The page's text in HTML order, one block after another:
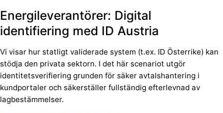
Energileverantörer: Digital
identifiering med ID Austria
Vi visar hur statligt validerade system (t.ex. ID Österrike) kan
stödja den privata sektorn. I det här scenariot utgör
identitetsverifiering grunden för säker avtalshantering i
kundportaler och säkerställer fullständig efterlevnad av
lagbestämmelser.